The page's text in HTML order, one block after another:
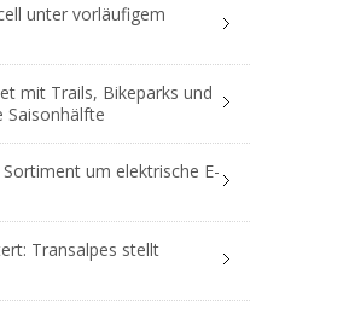
unter vorläufigem
mit Trails, Bikeparks und
Saisonhälfte
um elektrische E-
Transalpes stellt